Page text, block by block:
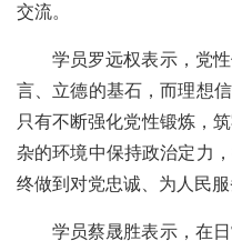
交流。
学员罗远权表示，党
言、立德的基石，而理想
只有不断强化党性锻炼，
杂的环境中保持政治定力
终做到对党忠诚、为人民服
学员蔡晟胜表示，在